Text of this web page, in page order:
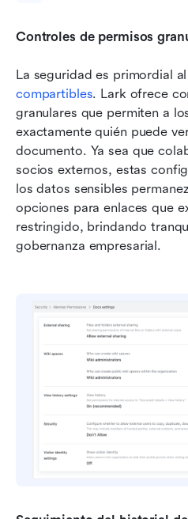
Controles de permisos
La seguridad es primordial
compartibles. Lark ofrece
granulares que permiten a
exactamente quién puede
documento. Ya sea que
socios externos, estas
los datos sensibles
opciones para enlaces que
restringido, brindando
gobernanza empresarial.